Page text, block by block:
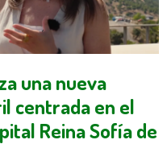
una nueva
centrada en el
Reina Sofía de